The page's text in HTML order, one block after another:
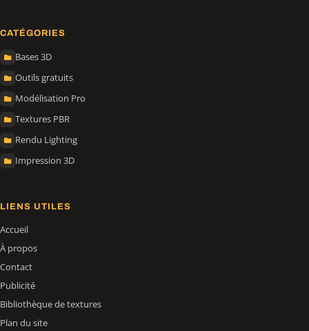
CATÉGORIES
Bases 3D
Outils gratuits
Modélisation Pro
Textures PBR
Rendu Lighting
Impression 3D
LIENS UTILES
Accueil
À propos
Contact
Publicité
Bibliothèque de textures
Plan du site